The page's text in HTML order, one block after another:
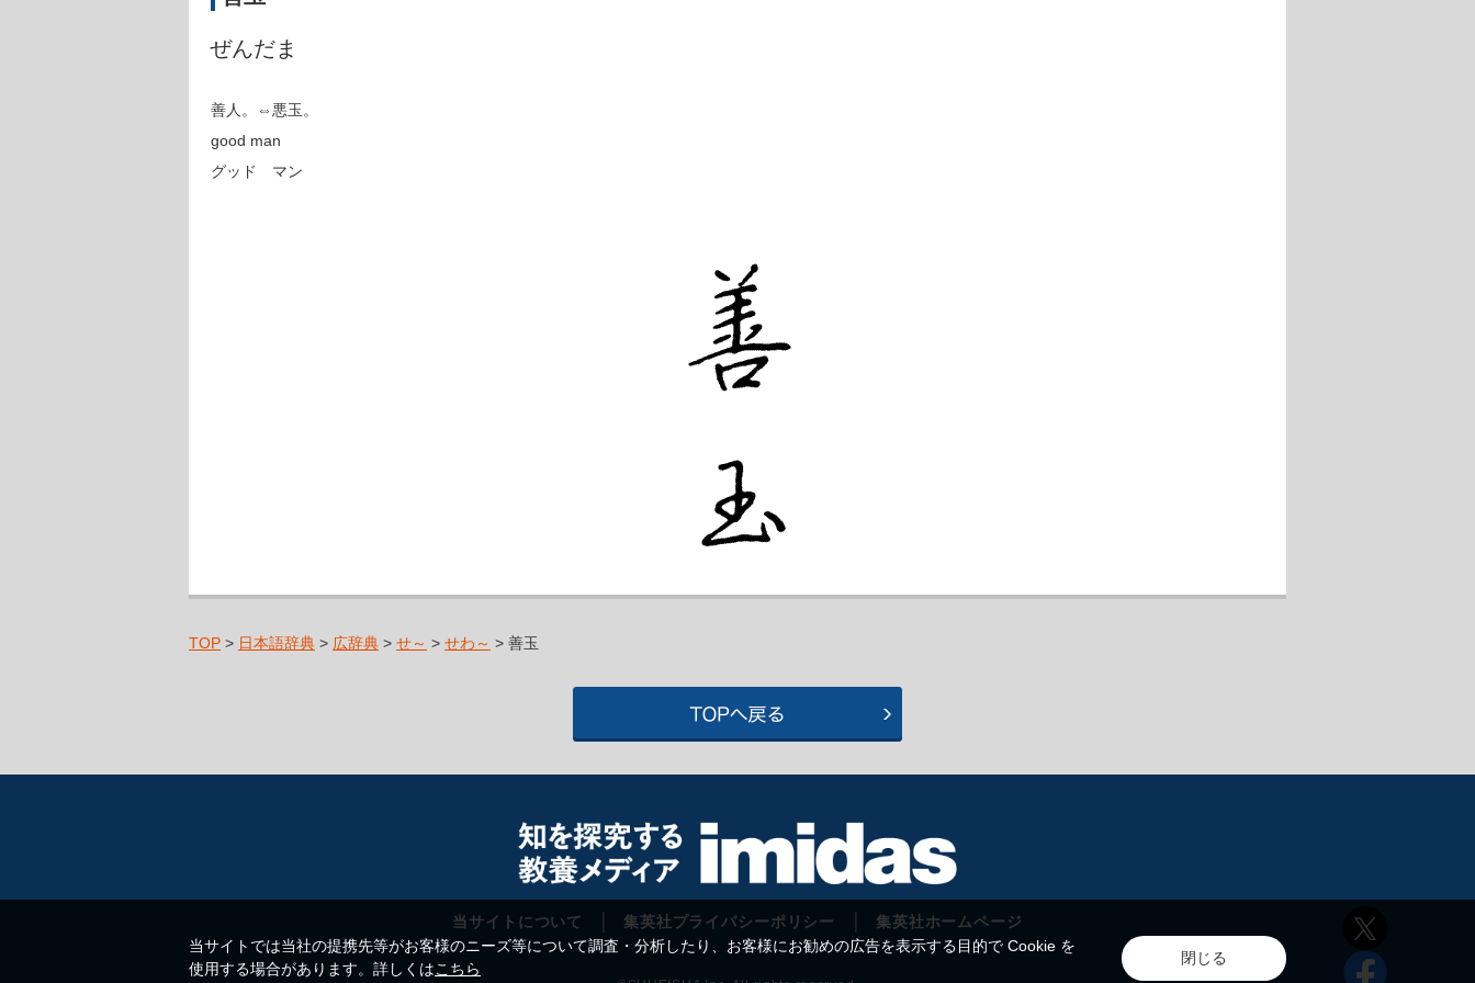
ぜんだま
善人。⇔悪玉。
good man
グッド マン
TOP > 日本語辞典 > 広辞典 > せ～ > せわ～ > 善玉
当サイトについて 集英社プライバシーポリシー 集英社ホームページ
当サイトでは当社の提携先等がお客様のニーズ等について調査・分析したり、お客様にお勧めの広告を表示する目的で Cookie を
使用する場合があります。詳しくはこちら
閉じる